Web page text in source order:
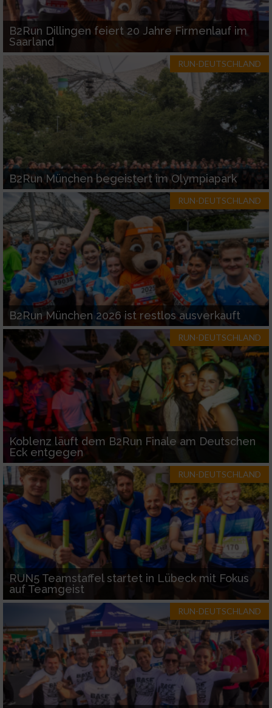
B2Run Dillingen feiert 20 Jahre Firmenlauf im
Saarland
RUN-DEUTSCHLAND
B2Run München begeistert im Olympiapark
RUN-DEUTSCHLAND
B2Run München 2026 ist restlos ausverkauft
RUN-DEUTSCHLAND
Koblenz läuft dem B2Run Finale am Deutschen
Eck entgegen
RUN-DEUTSCHLAND
RUN5 Teamstaffel startet in Lübeck mit Fokus
auf Teamgeist
RUN-DEUTSCHLAND
Verwendung von Profilen zur Auswahl
personalisierter Werbung
Erstellung von Profilen zur Personalisierung
von Inhalten
Verwendung von Profilen zur Auswahl
personalisierter Inhalte
Messung der Werbeleistung
Messung der Performance von Inhalten
Analyse von Zielgruppen durch Statistiken
oder Kombinationen von Daten aus
verschiedenen Quellen
Entwicklung und Verbesserung der Angebote
Verwendung reduzierter Daten zur Auswahl
von Inhalten
IAB-Besonderheiten:
Verwendung genauer Standortdaten
Geräte anhand von aktiv angeforderten
Informationen identifizieren
Nicht-IAB-Verarbeitungszwecke:
Notwendig
Performance
Funktional
Werbung